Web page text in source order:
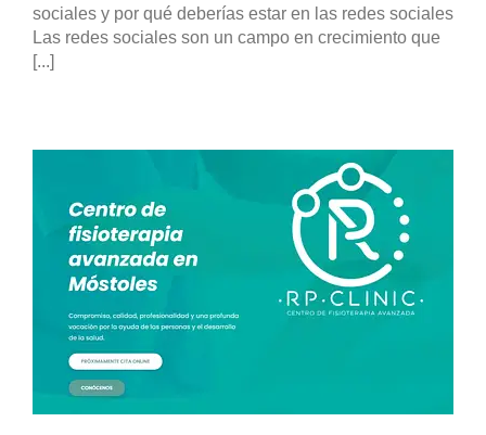
sociales y por qué deberías estar en las redes sociales
Las redes sociales son un campo en crecimiento que
[...]